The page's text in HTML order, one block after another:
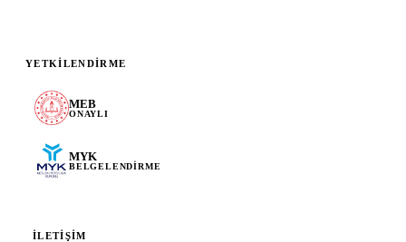
YETKILENDIRME
MEB
ONAYLI
MYK
BELGELENDIRME
İLETIŞIM